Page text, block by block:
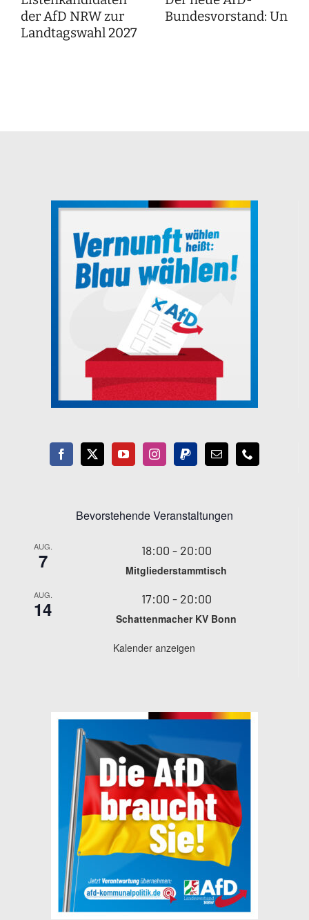
der AfD NRW zur
Landtagswahl 2027
Bundesvorstand:
Bevorstehende Veranstaltungen
AUG.
7 18:00 - 20:00
Mitgliederstammtisch
AUG.
14 17:00 - 20:00
Schattenmacher KV Bonn
Kalender anzeigen